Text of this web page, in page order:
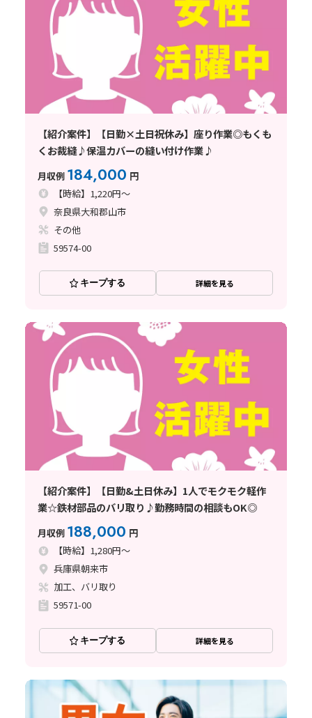
【紹介案件】【日勤×土日祝休み】座り作業◎もくも
くお裁縫♪保温カバーの縫い付け作業♪
月収例 184,000 円
【時給】1,220円～
奈良県大和郡山市
その他
59574-00
キープする 詳細を見る
【紹介案件】【日勤&土日休み】1人でモクモク軽作
業☆鉄材部品のバリ取り♪勤務時間の相談もOK◎
月収例 188,000 円
【時給】1,280円～
兵庫県朝来市
加工、バリ取り
59571-00
キープする 詳細を見る